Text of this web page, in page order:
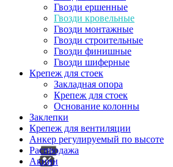
Гвозди ершенные
Гвозди кровельные
Гвозди монтажные
Гвозди строительные
Гвозди финишные
Гвозди шиферные
Крепеж для стоек
Закладная опора
Крепеж для стоек
Основание колонны
Заклепки
Крепеж для вентиляции
Анкер регулируемый по высоте
Распродажа
Акции